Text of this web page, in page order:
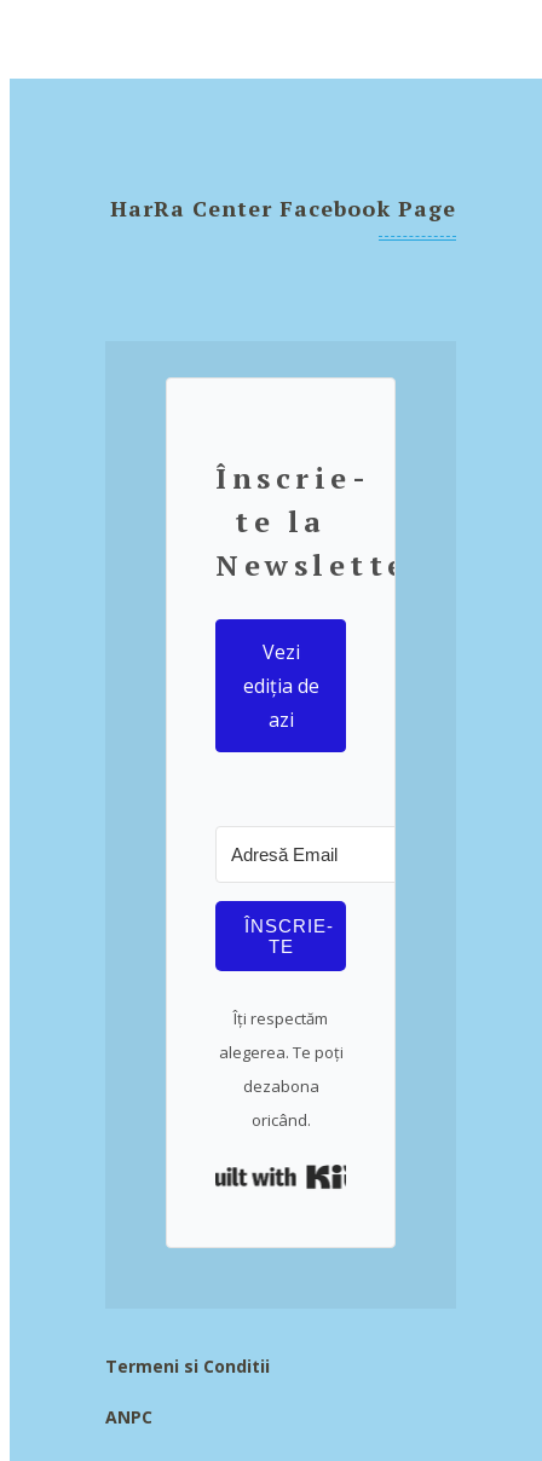
HarRa Center Facebook Page
Înscrie-
te la
Newsletter
Vezi
ediția de
azi
ÎNSCRIE-
TE
Îți respectăm
alegerea. Te poți
dezabona
oricând.
Termeni si Conditii
ANPC